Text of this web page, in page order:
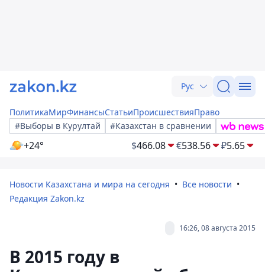
Рус
ПолитикаМирФинансыСтатьиПроисшествияПраво
#Выборы в Курултай
#Казахстан в сравнении
+24° $466.08 €538.56 ₽5.65
Новости Казахстана и мира на сегодня
Все новости
Редакция Zakon.kz
16:26, 08 августа 2015
В 2015 году в